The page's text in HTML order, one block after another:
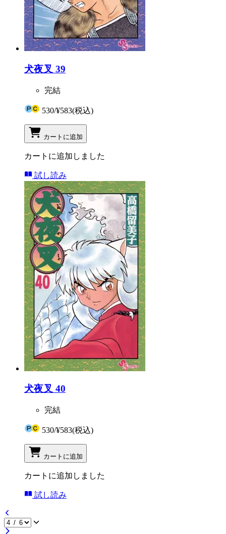
犬夜叉 39
完結
530/¥583(税込)
カートに追加
カートに追加しました
試し読み
犬夜叉 40
完結
530/¥583(税込)
カートに追加
カートに追加しました
試し読み